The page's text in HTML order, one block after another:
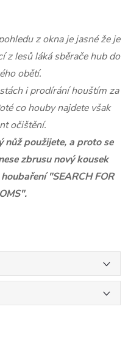
z okna je jasné že je
z lesů láká sběrače hub do
obětí.
i prodírání houštím za
co houby najdete však
očištění.
nůž použijete, a proto se
zbrusu nový kousek
"SEARCH FOR